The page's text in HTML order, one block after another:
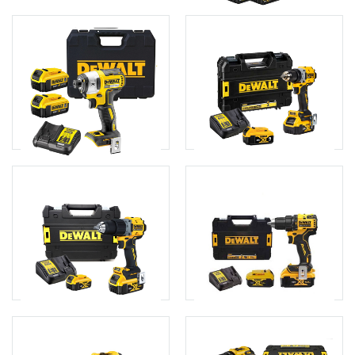
Máy mài pin cầm tay
Dewalt DCG405
3.010.000đ
Thêm giỏ hàng
Dewalt DCF887P2
6.550.000đ
Thêm giỏ hàng
6.200.000đ
Thêm giỏ hàng
6.650.000đ
Thêm giỏ hàng
20V Dewalt DCD800M2
Dewalt DCD709P2